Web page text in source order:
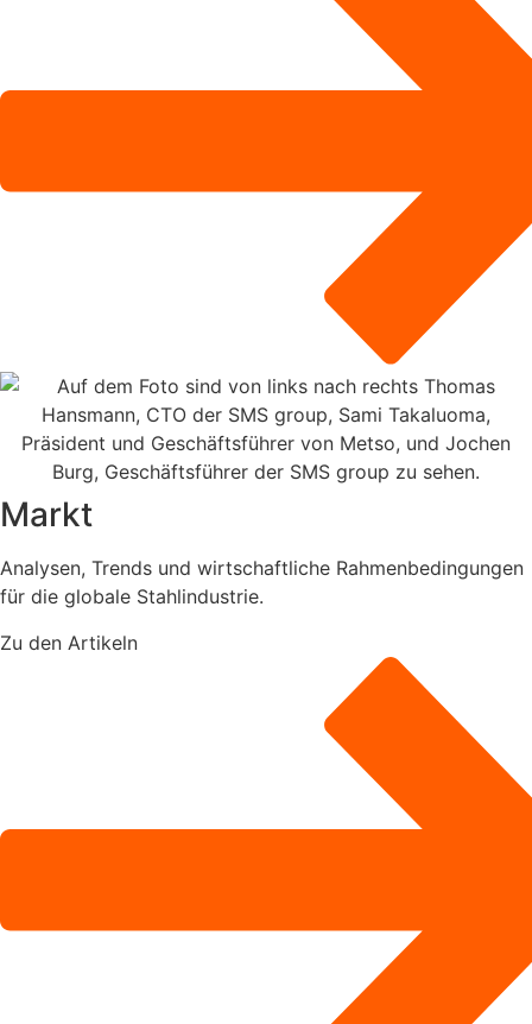
Markt
Analysen, Trends und wirtschaftliche Rahmenbedingungen
für die globale Stahlindustrie.
Zu den Artikeln